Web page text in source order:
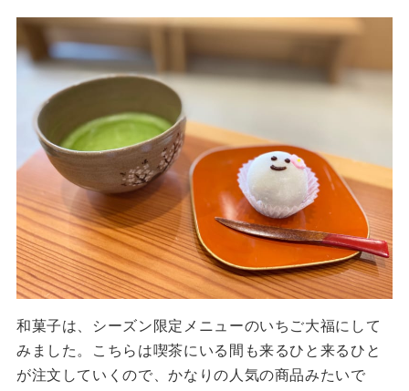
和菓子は、シーズン限定メニューのいちご大福にして
みました。こちらは喫茶にいる間も来るひと来るひと
が注文していくので、かなりの人気の商品みたいで